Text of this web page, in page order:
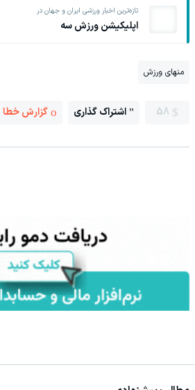
تازه‌ترین اخبار ورزشی ایران و جهان در
اپلیکیشن ورزش سه
منهای ورزش
58 اشتراک گذاری گزارش خطا